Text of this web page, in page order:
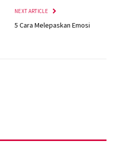
NEXT ARTICLE
5 Cara Melepaskan Emosi